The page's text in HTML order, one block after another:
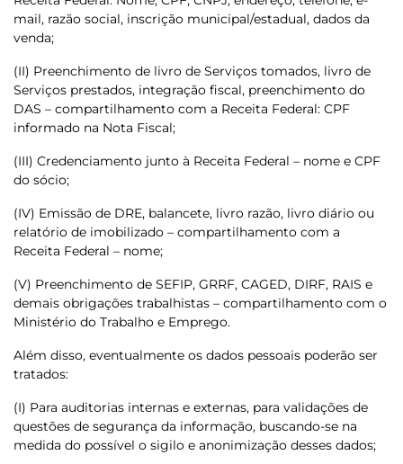
mail, razão social, inscrição municipal/estadual, dados da
venda;
(II) Preenchimento de livro de Serviços tomados, livro de
Serviços prestados, integração fiscal, preenchimento do
DAS – compartilhamento com a Receita Federal: CPF
informado na Nota Fiscal;
(III) Credenciamento junto à Receita Federal – nome e CPF
do sócio;
(IV) Emissão de DRE, balancete, livro razão, livro diário ou
relatório de imobilizado – compartilhamento com a
Receita Federal – nome;
(V) Preenchimento de SEFIP, GRRF, CAGED, DIRF, RAIS e
demais obrigações trabalhistas – compartilhamento com o
Ministério do Trabalho e Emprego.
Além disso, eventualmente os dados pessoais poderão ser
tratados:
(I) Para auditorias internas e externas, para validações de
questões de segurança da informação, buscando-se na
medida do possível o sigilo e anonimização desses dados;